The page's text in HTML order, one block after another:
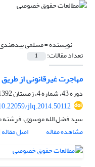
نویسنده =مسلمی
تعداد مقالات: 1
مهاجرت غیرقانونی از
دوره 43، شماره 4، زمستان 1392، صفحه
jlq.2014.50112
سید فضل الله موسوی،
مشاهده مقاله
اصل مقاله